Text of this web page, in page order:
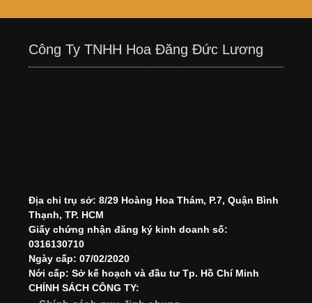
Công Ty TNHH Hoa Đăng Đức Lương
Địa chỉ trụ sở: 8/29 Hoàng Hoa Thám, P.7, Quận Bình
Thạnh, TP. HCM
Giấy chứng nhận đăng ký kinh doanh số:
0316130710
Ngày cấp: 07/02/2020
Nới cấp: Sở kế hoạch và đầu tư Tp. Hồ Chí Minh
CHÍNH SÁCH CÔNG TY: